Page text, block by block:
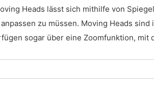
Heads lässt sich mithilfe von
zu müssen. Moving Heads
sogar über eine Zoomfunktion, mit